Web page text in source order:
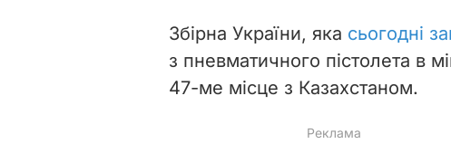
Збірна України, яка сьогодні
з пневматичного пістолета в
47-ме місце з Казахстаном.